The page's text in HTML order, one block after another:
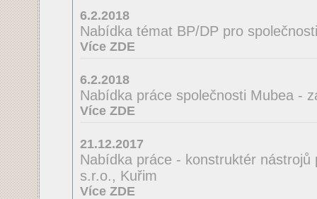
6.2.2018
Nabídka témat BP/DP pro
Více ZDE
6.2.2018
Nabídka práce společnosti Mubea -
Více ZDE
21.12.2017
Nabídka práce - konstruktér
s.r.o., Kuřim
Více ZDE